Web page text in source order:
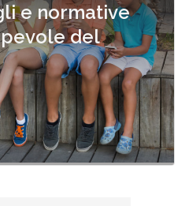
e normative
del